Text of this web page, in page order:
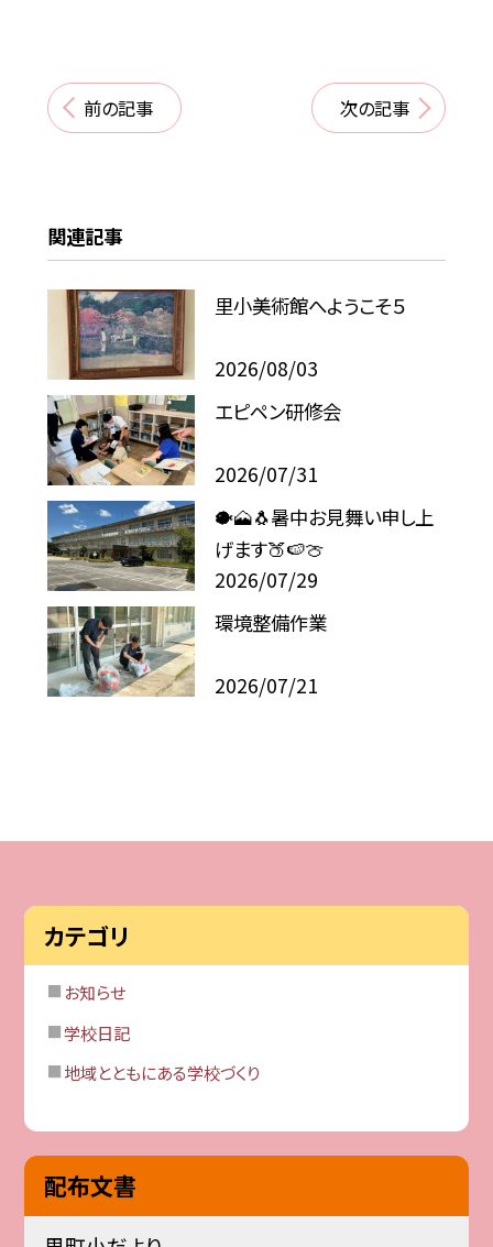
前の記事 次の記事
関連記事
里小美術館へようこそ５
2026/08/03
エピペン研修会
2026/07/31
🐡🗻🐧暑中お見舞い申し上
げます🍑🍉🍈
2026/07/29
環境整備作業
2026/07/21
カテゴリ
お知らせ
学校日記
地域とともにある学校づくり
配布文書